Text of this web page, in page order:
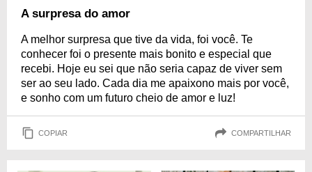
A surpresa do amor
A melhor surpresa que tive da vida, foi você. Te
conhecer foi o presente mais bonito e especial que
recebi. Hoje eu sei que não seria capaz de viver sem
ser ao seu lado. Cada dia me apaixono mais por você,
e sonho com um futuro cheio de amor e luz!
COPIAR COMPARTILHAR